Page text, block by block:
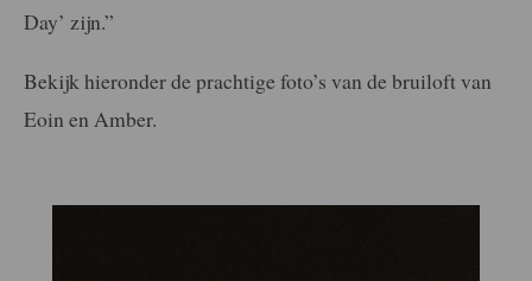
Day’ zijn.”
Bekijk hieronder de prachtige foto’s van de bruiloft van
Eoin en Amber.